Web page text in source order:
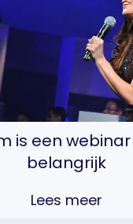
is een
belangrijk
Lees meer